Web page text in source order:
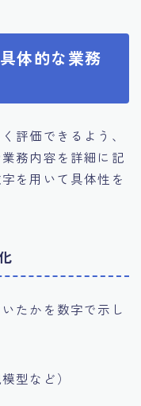
体的な業務
評価できるよう、
務内容を詳細に記
を用いて具体性を
たかを数字で示し
型など）